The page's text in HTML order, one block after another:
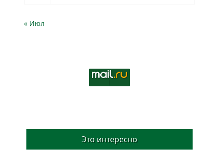
« Июл
Это интересно